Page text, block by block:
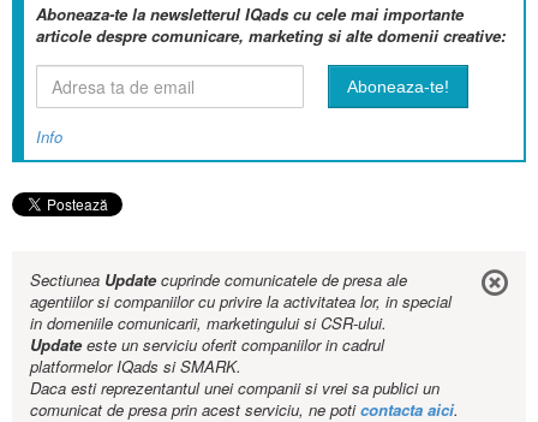
Aboneaza-te la newsletterul IQads cu cele mai importante
articole despre comunicare, marketing si alte domenii creative:
Info
Sectiunea Updatecuprinde comunicatele de presa ale
agentiilor si companiilor cu privire la activitatea lor, in special
in domeniile comunicarii, marketingului si CSR-ului.
Updateeste un serviciu oferit companiilor in cadrul
platformelor IQads si SMARK.
Daca esti reprezentantul unei companii si vrei sa publici un
comunicat de presa prin acest serviciu, ne poticontacta aici.